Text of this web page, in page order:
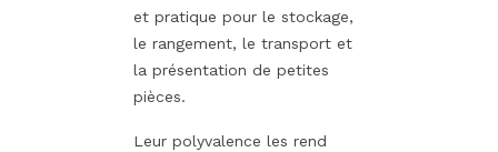
et pratique pour le stockage,
le rangement, le transport et
la présentation de petites
pièces.
Leur polyvalence les rend